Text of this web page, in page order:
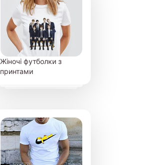
Жіночі футболки з
принтами